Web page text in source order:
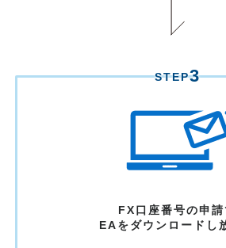
STEP3
FX口座番号の申請
EAをダウンロード し